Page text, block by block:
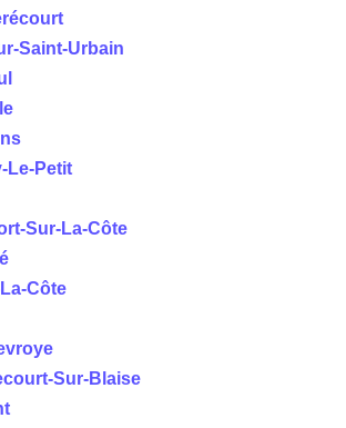
Saint-Urbain
Le-Petit
Sur-La-Côte
Côte
Sur-Blaise